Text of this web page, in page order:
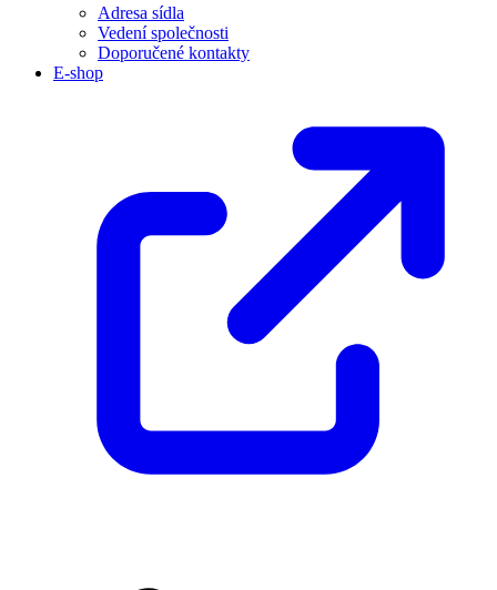
Adresa sídla
Vedení společnosti
Doporučené kontakty
E-shop